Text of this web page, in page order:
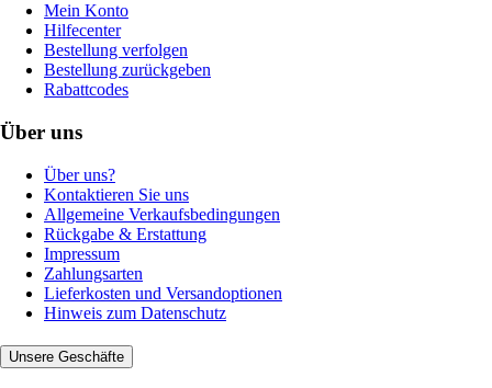
Mein Konto
Hilfecenter
Bestellung verfolgen
Bestellung zurückgeben
Rabattcodes
Über uns
Über uns?
Kontaktieren Sie uns
Allgemeine Verkaufsbedingungen
Rückgabe & Erstattung
Impressum
Zahlungsarten
Lieferkosten und Versandoptionen
Hinweis zum Datenschutz
Unsere Geschäfte